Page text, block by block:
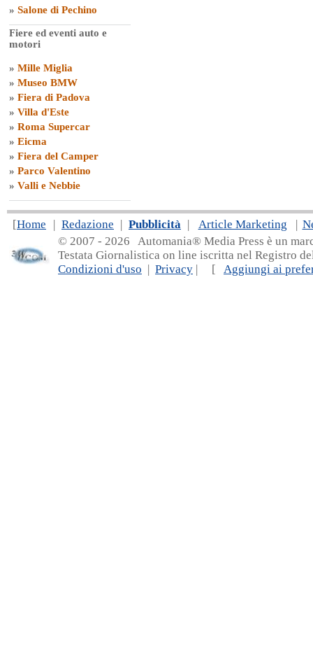
» Salone di Pechino
Fiere ed eventi auto e
motori
» Mille Miglia
» Museo BMW
» Fiera di Padova
» Villa d'Este
» Roma Supercar
» Eicma
» Fiera del Camper
» Parco Valentino
» Valli e Nebbie
[Home | Redazione | Pubblicità | Article Marketing |
© 2007 - 2026 Automania® Media Press è un
Testata Giornalistica on line iscritta nel Registro
Condizioni d'uso | Privacy | [ Aggiungi ai